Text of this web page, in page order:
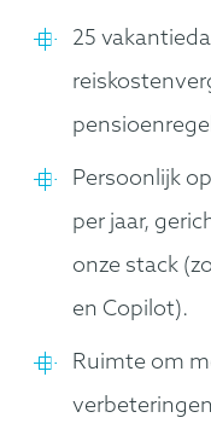
25
Persoonlijk
per jaar,
onze stack
en Copilot).
Ruimte om